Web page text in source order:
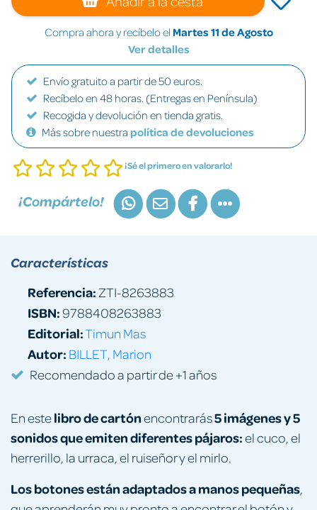
Compra ahora y recíbelo el Martes 11 de Agosto
Ver detalles
Envío gratuito a partir de 50 euros.
Recíbelo en 48 horas. (Entregas en Península)
Recogida y devolución en tienda gratis.
Más sobre nuestra política de devoluciones
¡Sé el primero en valorarlo!
¡Compártelo!
En estelibro de cartónencontrarás5 imágenes y 5
sonidos que emiten diferentes pájaros:el cuco, el
herrerillo, la urraca, el ruiseñor y el mirlo.
Los botones están adaptados a manos pequeñas,
Características
Referencia: ZTI-8263883
ISBN:9788408263883
Editorial:Timun Mas
Autor: BILLET, Marion
Recomendado a partir de +1 años